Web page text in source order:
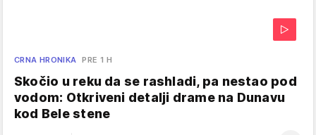
CRNA HRONIKA PRE 1 H
Skočio u reku da se rashladi, pa nestao pod
vodom: Otkriveni detalji drame na Dunavu
kod Bele stene